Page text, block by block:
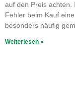
auf den Preis achten.
Fehler beim Kauf
besonders häufig
Weiterlesen »